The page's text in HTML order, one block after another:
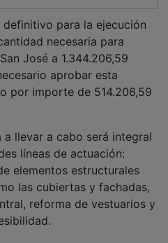
necesaria para
José a 1.344.206,59
aprobar esta
por importe de 514.206,59
líneas de actuación:
elementos estructurales
las cubiertas y fachadas,
reforma de vestuarios y